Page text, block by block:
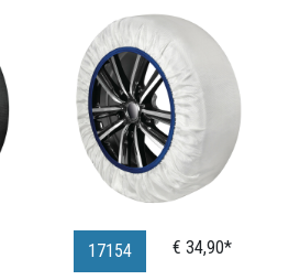
17154 € 34,90*